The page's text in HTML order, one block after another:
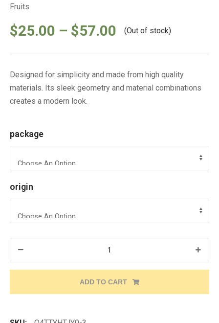
Fruits
$25.00 – $57.00 (Out of stock)
Designed for simplicity and made from high quality
materials. Its sleek geometry and material combinations
creates a modern look.
package
origin
ADD TO CART